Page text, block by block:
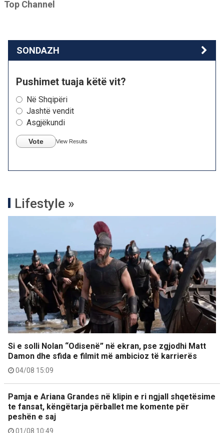
Top Channel
SONDAZH
Pushimet tuaja këtë vit?
Në Shqipëri
Jashtë vendit
Asgjëkundi
Vote View Results
Lifestyle »
Si e solli Nolan “Odisenë” në ekran, pse zgjodhi Matt
Damon dhe sfida e filmit më ambicioz të karrierës
04/08 15:09
Pamja e Ariana Grandes në klipin e ri ngjall shqetësime
te fansat, këngëtarja përballet me komente për
peshën e saj
01/08 10:49